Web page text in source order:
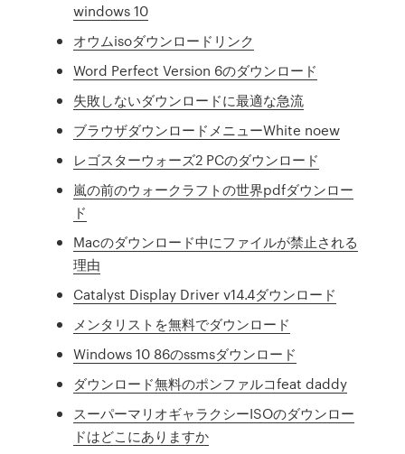
windows 10
オウムisoダウンロードリンク
Word Perfect Version 6のダウンロード
失敗しないダウンロードに最適な急流
ブラウザダウンロードメニューWhite noew
レゴスターウォーズ2 PCのダウンロード
嵐の前のウォークラフトの世界pdfダウンロー
ド
Macのダウンロード中にファイルが禁止される
理由
Catalyst Display Driver v14.4ダウンロード
メンタリストを無料でダウンロード
Windows 10 86のssmsダウンロード
ダウンロード無料のポンファルコfeat daddy
スーパーマリオギャラクシーISOのダウンロー
ドはどこにありますか